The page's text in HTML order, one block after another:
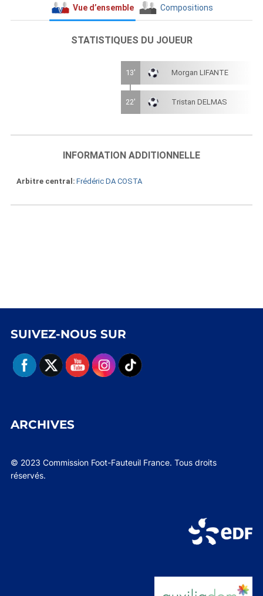
Vue d’ensemble Compositions
STATISTIQUES DU JOUEUR
13' Morgan LIFANTE
22' Tristan DELMAS
INFORMATION ADDITIONNELLE
Arbitre central Frédéric DA COSTA
SUIVEZ-NOUS SUR
ARCHIVES
© 2023 Commission Foot-Fauteuil France. Tous droits
réservés.